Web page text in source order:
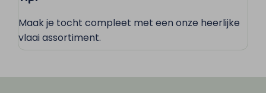
Maak je tocht compleet met een onze heerlijke
vlaai assortiment.